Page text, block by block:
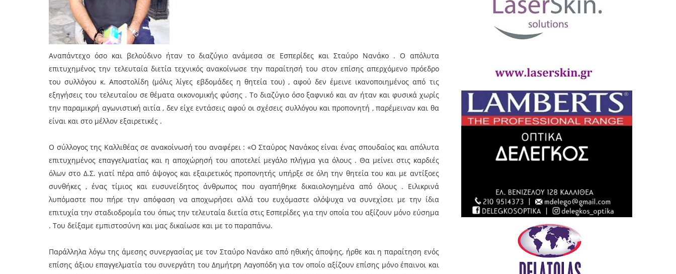
Αναπάντεχο όσο και βελούδινο ήταν το διαζύγιο ανάμεσα σε Εσπερίδες και Σταύρο Νανάκο . Ο απόλυτα
επιτυχημένος την τελευταία διετία τεχνικός ανακοίνωσε την παραίτησή του στον επίσης απερχόμενο πρόεδρο
του συλλόγου κ. Αποστολίδη (μόλις λίγες εβδομάδες η θητεία του) , αφού δεν έμεινε ικανοποιημένος από τις
εξηγήσεις του τελευταίου σε θέματα οικονομικής φύσης . Το διαζύγιο όσο ξαφνικό και αν ήταν και φυσικά χωρίς
την παραμικρή αγωνιστική αιτία , δεν είχε εντάσεις αφού οι σχέσεις συλλόγου και προπονητή , παρέμειναν και θα
είναι και στο μέλλον εξαιρετικές .
Ο σύλλογος της Καλλιθέας σε ανακοίνωσή του αναφέρει : «Ο Σταύρος Νανάκος είναι ένας σπουδαίος και απόλυτα
επιτυχημένος επαγγελματίας και η αποχώρησή του αποτελεί μεγάλο πλήγμα για όλους . Θα μείνει στις καρδιές
όλων στο Δ.Σ. γιατί πέρα από άψογος και εξαιρετικός προπονητής υπήρξε σε όλη την θητεία του και με αντίξοες
συνθήκες , ένας τίμιος και ευσυνείδητος άνθρωπος που αγαπήθηκε δικαιολογημένα από όλους . Ειλικρινά
λυπόμαστε που πήρε την απόφαση να αποχωρήσει αλλά του ευχόμαστε ολόψυχα να συνεχίσει με την ίδια
επιτυχία την σταδιοδρομία του όπως την τελευταία διετία στις Εσπερίδες για την οποία του αξίζουν μόνο εύσημα
. Του δείξαμε εμπιστοσύνη και μας δικαίωσε και με το παραπάνω.
Παράλληλα λόγω της άμεσης συνεργασίας με τον Σταύρο Νανάκο από ηθικής άποψης, ήρθε και η παραίτηση ενός
επίσης άξιου επαγγελματία του συνεργάτη του Δημήτρη Λαγοπόδη για τον οποίο αξίζουν επίσης μόνο έπαινοι και